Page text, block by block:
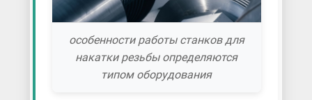
особенности работы станков для
накатки резьбы определяются
типом оборудования